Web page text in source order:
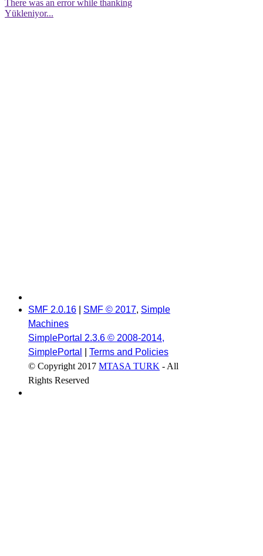
There was an error while thanking
Yükleniyor...
SMF 2.0.16 SMF © 2017, Simple
Machines
SimplePortal 2.3.6 © 2008-2014,
SimplePortal
Terms and Policies
© Copyright 2017 MTASA TURK - All
Rights Reserved